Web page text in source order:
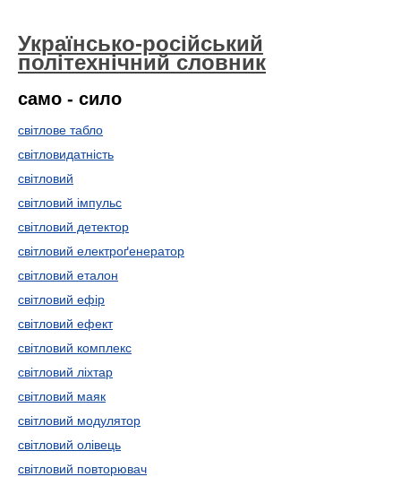
Українсько-російський
політехнічний словник
само - сило
світлове табло
світловидатність
світловий
світловий імпульс
світловий детектор
світловий електроґенератор
світловий еталон
світловий ефір
світловий ефект
світловий комплекс
світловий ліхтар
світловий маяк
світловий модулятор
світловий олівець
світловий повторювач